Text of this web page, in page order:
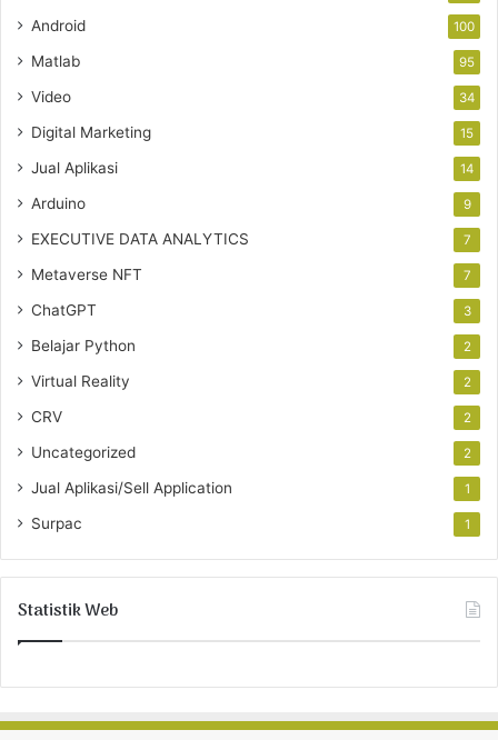
Android 100
Matlab 95
Video 34
Digital Marketing 15
Jual Aplikasi 14
Arduino 9
EXECUTIVE DATA ANALYTICS 7
Metaverse NFT 7
ChatGPT 3
Belajar Python 2
Virtual Reality 2
CRV 2
Uncategorized 2
Jual Aplikasi/Sell Application 1
Surpac 1
Statistik Web